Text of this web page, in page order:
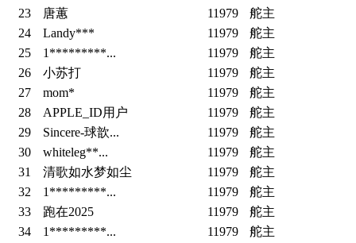
23
唐蕙 11979
舵主
24
Landy*** 11979
舵主
25
1*********... 11979
舵主
26
小苏打 11979
舵主
27
mom* 11979
舵主
28
APPLE_ID用户 11979
舵主
29
Sincere-球歆... 11979
舵主
30
whiteleg**... 11979
舵主
31
清歌如水梦如尘 11979
舵主
32
1*********... 11979
舵主
33
跑在2025 11979
舵主
34
1*********... 11979
舵主